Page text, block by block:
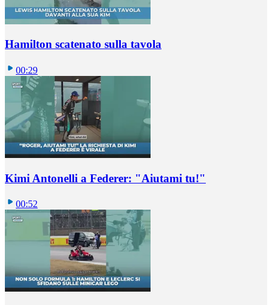
Hamilton scatenato sulla tavola
00:29
Kimi Antonelli a Federer: "Aiutami tu!"
00:52